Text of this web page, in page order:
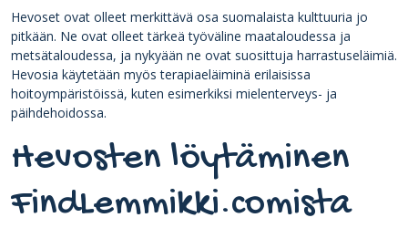
Hevoset ovat olleet merkittävä osa suomalaista kulttuuria jo
pitkään. Ne ovat olleet tärkeä työväline maataloudessa ja
metsätaloudessa, ja nykyään ne ovat suosittuja harrastuseläimiä.
Hevosia käytetään myös terapiaeläiminä erilaisissa
hoitoympäristöissä, kuten esimerkiksi mielenterveys- ja
päihdehoidossa.
Hevosten löytäminen
FindLemmikki.comista